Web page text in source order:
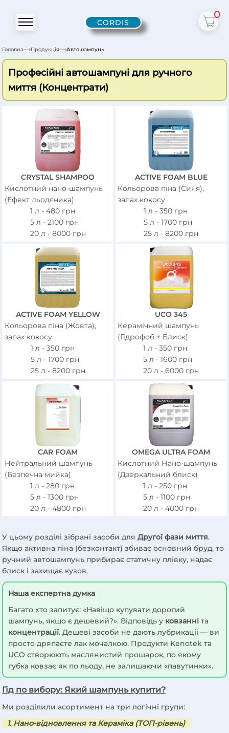
CORDIS
0
Головна Продукція Автошампунь
Професійні автошампуні для ручного
миття (Концентрати)
CRYSTAL SHAMPOO
Кислотний нано-шампунь
(Ефект льодяника)
1 л - 480 грн
5 л - 2100 грн
20 л - 8000 грн
ACTIVE FOAM BLUE
Кольорова піна (Синя),
запах кокосу
1 л -350 грн
5 л -1700 грн
25 л -8200 грн
ACTIVE FOAM YELLOW
Кольорова піна (Жовта),
запах кокосу
1 л - 350 грн
5 л - 1700 грн
25 л - 8200 грн
UCO 345
Керамічний шампунь
(Гідрофоб + Блиск)
1 л -350 грн
5 л -1600 грн
20 л -6000 грн
CAR FOAM
Нейтральний шампунь
(Безпечна мийка)
1 л - 280 грн
5 л - 1300 грн
20 л - 4800 грн
OMEGA ULTRA FOAM
Кислотний Нано-шампунь
(Дзеркальний блиск)
1 л -250 грн
5 л -1100 грн
20 л -4000 грн
У цьому розділі зібрані засоби дляДругої фази миття.
Якщо активна піна (безконтакт) збиває основний бруд, то
ручний автошампунь прибирає статичну плівку, надає
блиск і захищає кузов.
Наша експертна думка
Багато хто запитує: «Навіщо купувати дорогий
шампунь, якщо є дешевий?». Відповідь у ковзанні та
концентрації. Дешеві засоби не дають лубрикації — ви
просто дряпаєте лак мочалкою. Продукти Kenotek та
UCO створюють маслянистий прошарок, по якому
губка ковзає як по льоду, не залишаючи «павутинки».
Гід по вибору: Який шампунь купити?
Ми розділили асортимент на три логічні групи:
1. Нано-відновлення та Кераміка (ТОП-рівень)